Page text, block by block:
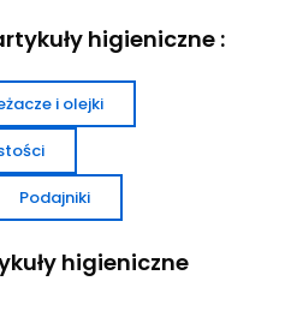
higieniczne :
i olejki
Podajniki
higieniczne